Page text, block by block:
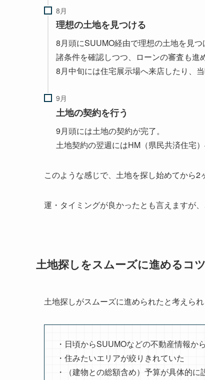
理想の土地を見つける
8月頭にSUUMO経由で理想の土地を見つ
諸条件を確認しつつ、ローンの審査も進
8月中旬には住宅展示場へ来店したり、
土地の契約を行う
9月頭には土地の契約が完了。
土地契約の翌週にはHM（県民共済住宅）
このような感じで、土地を探し始めてから2
運・タイミングが良かったとも言えますが
土地探しをスムーズに進めるコツ
土地探しがスムーズに進められたと考えら
・日頃からSUUMOなどの不動産情報か
・住みたいエリアが絞りきれていた
・（建物との総額含め）予算が具体的に